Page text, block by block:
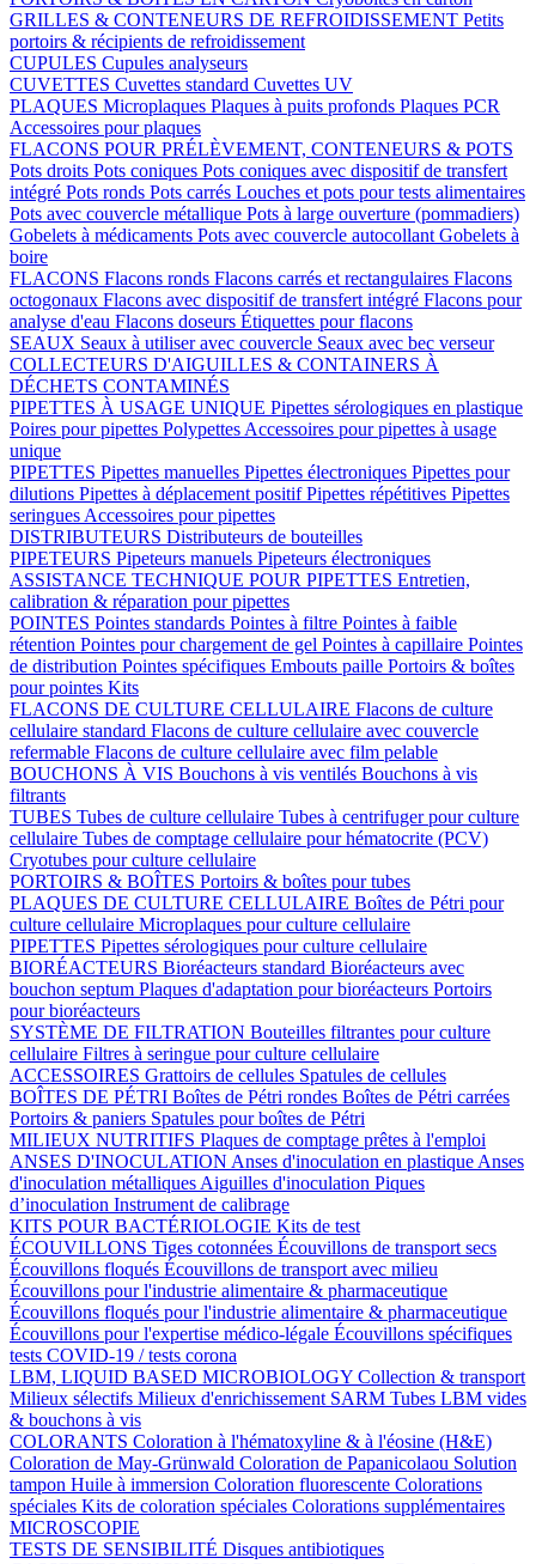
GRILLES & CONTENEURS DE REFROIDISSEMENT Petits
portoirs & récipients de refroidissement
CUPULES Cupules analyseurs
CUVETTES Cuvettes standard Cuvettes UV
PLAQUES Microplaques Plaques à puits profonds Plaques PCR
Accessoires pour plaques
FLACONS POUR PRÉLÈVEMENT, CONTENEURS & POTS
Pots droits Pots coniques Pots coniques avec dispositif de transfert
intégré Pots ronds Pots carrés Louches et pots pour tests alimentaires
Pots avec couvercle métallique Pots à large ouverture (pommadiers)
Gobelets à médicaments Pots avec couvercle autocollant Gobelets à
boire
FLACONS Flacons ronds Flacons carrés et rectangulaires Flacons
octogonaux Flacons avec dispositif de transfert intégré Flacons pour
analyse d'eau Flacons doseurs Étiquettes pour flacons
SEAUX Seaux à utiliser avec couvercle Seaux avec bec verseur
COLLECTEURS D'AIGUILLES & CONTAINERS À
DÉCHETS CONTAMINÉS
PIPETTES À USAGE UNIQUE Pipettes sérologiques en plastique
Poires pour pipettes Polypettes Accessoires pour pipettes à usage
unique
PIPETTES Pipettes manuelles Pipettes électroniques Pipettes pour
dilutions Pipettes à déplacement positifPipettes répétitives Pipettes
seringues Accessoires pour pipettes
DISTRIBUTEURS Distributeurs de bouteilles
PIPETEURS Pipeteurs manuels Pipeteurs électroniques
ASSISTANCE TECHNIQUE POUR PIPETTES Entretien,
calibration & réparation pour pipettes
POINTES Pointes standards Pointes à filtre Pointes à faible
rétention Pointes pour chargement de gel Pointes à capillaire Pointes
de distribution Pointes spécifiques Embouts paille Portoirs & boîtes
pour pointes Kits
FLACONS DE CULTURE CELLULAIRE Flacons de culture
cellulaire standard Flacons de culture cellulaire avec couvercle
refermable Flacons de culture cellulaire avec film pelable
BOUCHONS À VIS Bouchons à vis ventilés Bouchons à vis
filtrants
TUBES Tubes de culture cellulaire Tubes à centrifuger pour culture
cellulaire Tubes de comptage cellulaire pour hématocrite (PCV)
Cryotubes pour culture cellulaire
PORTOIRS & BOÎTES Portoirs & boîtes pour tubes
PLAQUES DE CULTURE CELLULAIRE Boîtes de Pétri pour
culture cellulaire Microplaques pour culture cellulaire
PIPETTES Pipettes sérologiques pour culture cellulaire
BIORÉACTEURS Bioréacteurs standard Bioréacteurs avec
bouchon septum Plaques d'adaptation pour bioréacteurs Portoirs
pour bioréacteurs
SYSTÈME DE FILTRATION Bouteilles filtrantes pour culture
cellulaire Filtres à seringue pour culture cellulaire
ACCESSOIRES Grattoirs de cellules Spatules de cellules
BOÎTES DE PÉTRI Boîtes de Pétri rondes Boîtes de Pétri carrées
Portoirs & paniers Spatules pour boîtes de Pétri
MILIEUX NUTRITIFS Plaques de comptage prêtes à l'emploi
ANSES D'INOCULATION Anses d'inoculation en plastique Anses
d'inoculation métalliques Aiguilles d'inoculation Piques
d’inoculation Instrument de calibrage
KITS POUR BACTÉRIOLOGIE Kits de test
ÉCOUVILLONS Tiges cotonnées Écouvillons de transport secs
Écouvillons floqués Écouvillons de transport avec milieu
Écouvillons pour l'industrie alimentaire & pharmaceutique
Écouvillons floqués pour l'industrie alimentaire & pharmaceutique
Écouvillons pour l'expertise médico-légale Écouvillons spécifiques
tests COVID-19 / tests corona
LBM, LIQUID BASED MICROBIOLOGY Collection & transport
Milieux sélectifs Milieux d'enrichissement SARM Tubes LBM vides
& bouchons à vis
COLORANTS Coloration à l'hématoxyline & à l'éosine (H&E)
Coloration de May-Grünwald Coloration de Papanicolaou Solution
tampon Huile à immersion Coloration fluorescente Colorations
spéciales Kits de coloration spéciales Colorations supplémentaires
MICROSCOPIE
TESTS DE SENSIBILITÉ Disques antibiotiques